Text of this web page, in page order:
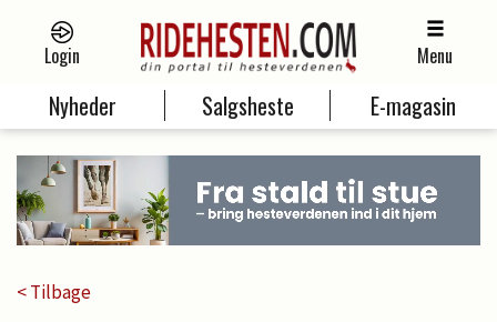
Login Menu
Nyheder Salgsheste E-magasin
< Tilbage